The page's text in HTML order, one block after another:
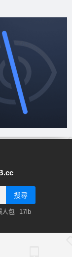
搜尋
人包 17lb